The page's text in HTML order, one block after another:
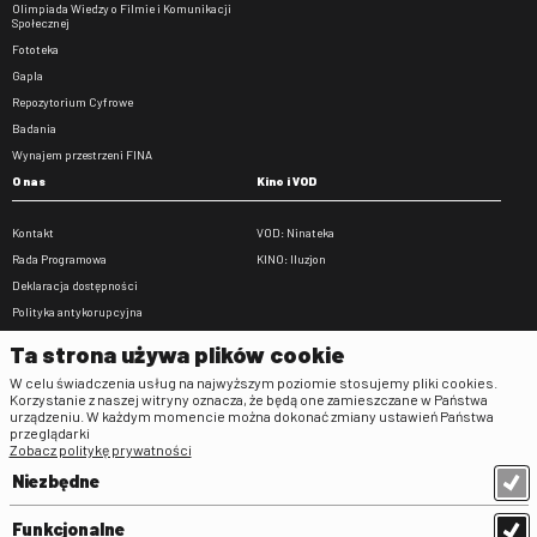
Olimpiada Wiedzy o Filmie i Komunikacji
Społecznej
Fototeka
Gapla
Repozytorium Cyfrowe
Badania
Wynajem przestrzeni FINA
O nas
Kontakt
Rada Programowa
Deklaracja dostępności
Polityka antykorupcyjna
Zamówienia publiczne
Praca w FINA
Kino i VOD
VOD: Ninateka
KINO: Iluzjon
Regulaminy
Klauzula informacyjna RODO
Regulamin użytkowania parkingu
Ta strona używa plików cookie
W celu świadczenia usług na najwyższym poziomie stosujemy pliki cookies.
Korzystanie z naszej witryny oznacza, że będą one zamieszczane w Państwa
urządzeniu. W każdym momencie można dokonać zmiany ustawień Państwa
przeglądarki
Zobacz politykę prywatności
Niezbędne
Funkcjonalne